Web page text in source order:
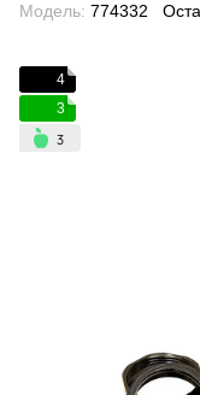
Модель: 774332
4
3